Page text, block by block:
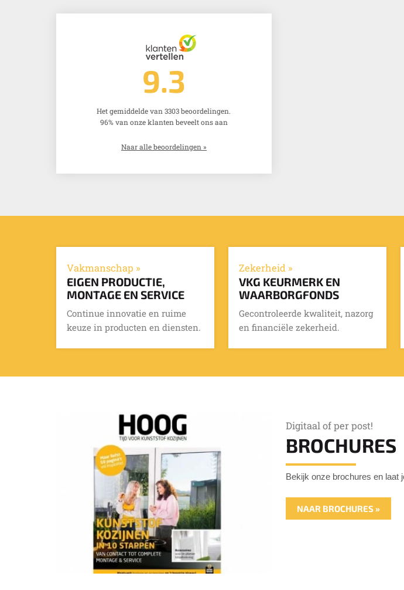
9.3
Het gemiddelde van 3303 beoordelingen.
96% van onze klanten beveelt ons aan
Naar alle beoordelingen »
Vakmanschap »
EIGEN PRODUCTIE,
MONTAGE EN SERVICE
Continue innovatie en ruime
keuze in producten en diensten.
Zekerheid »
VKG KEURMERK EN
WAARBORGFONDS
Gecontroleerde kwaliteit, nazorg
en financiële zekerheid.
Digitaal of per post!
BROCHURES
Bekijk onze brochures en laat
NAAR BROCHURES »